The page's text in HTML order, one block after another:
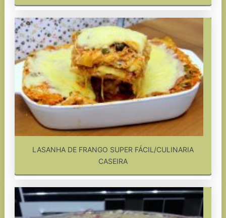
LASANHA DE FRANGO SUPER FÁCIL/CULINARIA
CASEIRA